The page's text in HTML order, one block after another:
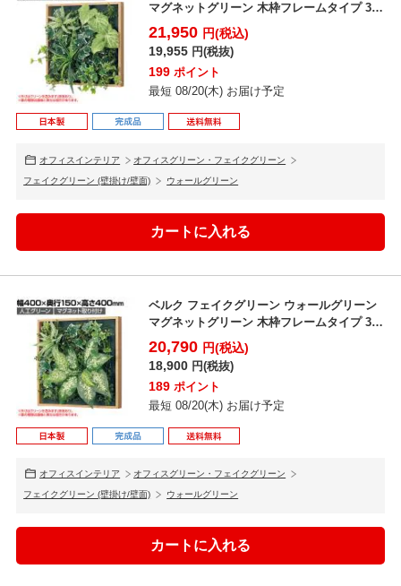
マグネットグリーン 木枠フレームタイプ 35
角 人工 造...
21,950 円(税込)
19,955 円(税抜)
199 ポイント
最短 08/20(木) お届け予定
オフィスインテリア オフィスグリーン・フェイクグリーン
フェイクグリーン (壁掛け/壁面) ウォールグリーン
ベルク フェイクグリーン ウォールグリーン
マグネットグリーン 木枠フレームタイプ 35
角 人工 造...
20,790 円(税込)
18,900 円(税抜)
189 ポイント
最短 08/20(木) お届け予定
オフィスインテリア オフィスグリーン・フェイクグリーン
フェイクグリーン (壁掛け/壁面) ウォールグリーン